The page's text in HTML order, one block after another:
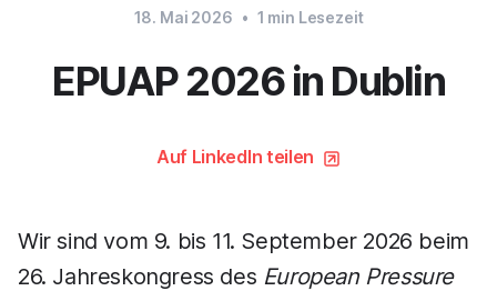
18. Mai 2026 • 1 min Lesezeit
EPUAP 2026 in Dublin
Auf LinkedIn teilen
Wir sind vom 9. bis 11. September 2026 beim
26. Jahreskongress des European Pressure